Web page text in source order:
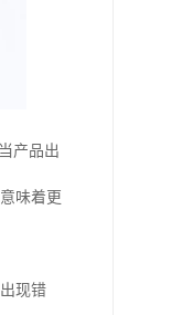
产品出
味着更
现错